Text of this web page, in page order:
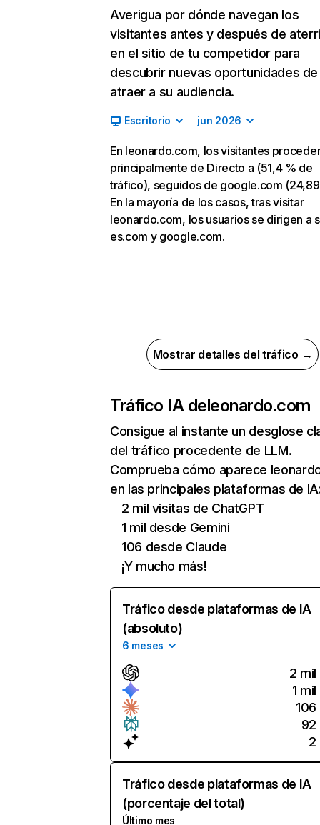
Averigua por dónde navegan los
visitantes antes y después de
en el sitio de tu competidor para
descubrir nuevas oportunidades de
atraer a su audiencia.
Escritorio jun 2026
En leonardo.com, los visitantes
principalmente de Directo a (51,4 % de
tráfico), seguidos de google.com
En la mayoría de los casos, tras visitar
leonardo.com, los usuarios se dirigen a
es.com y google.com.
Mostrar detalles del tráfico →
Tráfico IA deleonardo.com
Consigue al instante un desglose
del tráfico procedente de LLM.
Comprueba cómo aparece
en las principales plataformas de
2 mil visitas de ChatGPT
1 mil desde Gemini
106 desde Claude
¡Y mucho más!
Tráfico desde plataformas de IA
(absoluto)
6 meses
2 mil
1 mil
106
92
2
Tráfico desde plataformas de IA
(porcentaje del total)
Último mes